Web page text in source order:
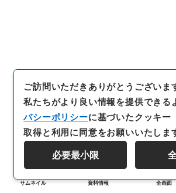
サムネイル 資料情報 全画面
ご訪問いただきありがとうございま
私たちがより良い情報を提供できる
バシーポリシーに基づいたクッキ
取得と利用に同意をお願いいたしま
必要最小限